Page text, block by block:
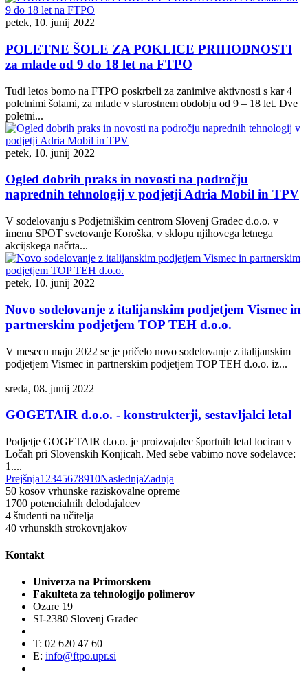
petek, 10. junij 2022
POLETNE ŠOLE ZA POKLICE PRIHODNOSTI
za mlade od 9 do 18 let na FTPO
Tudi letos bomo na FTPO poskrbeli za zanimive aktivnosti s kar 4
poletnimi šolami, za mlade v starostnem obdobju od 9 – 18 let. Dve
poletni...
petek, 10. junij 2022
Ogled dobrih praks in novosti na področju
naprednih tehnologij v podjetji Adria Mobil in TPV
V sodelovanju s Podjetniškim centrom Slovenj Gradec d.o.o. v
imenu SPOT svetovanje Koroška, v sklopu njihovega letnega
akcijskega načrta...
petek, 10. junij 2022
Novo sodelovanje z italijanskim podjetjem Vismec in
partnerskim podjetjem TOP TEH d.o.o.
V mesecu maju 2022 se je pričelo novo sodelovanje z italijanskim
podjetjem Vismec in partnerskim podjetjem TOP TEH d.o.o. iz...
sreda, 08. junij 2022
GOGETAIR d.o.o. - konstrukterji, sestavljalci letal
Podjetje GOGETAIR d.o.o. je proizvajalec športnih letal lociran v
Ločah pri Slovenskih Konjicah. Med sebe vabimo nove sodelavce:
1....
Prejšnja1 2345678910NaslednjaZadnja
50 kosov vrhunske raziskovalne opreme
1700 potencialnih delodajalcev
4 študenti na učitelja
40 vrhunskih strokovnjakov
Kontakt
Univerza na Primorskem
Fakulteta za tehnologijo polimerov
Ozare 19
SI-2380 Slovenj Gradec
T: 02 620 47 60
E: info@ftpo.upr.si